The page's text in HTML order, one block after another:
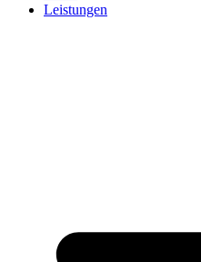
Leistungen